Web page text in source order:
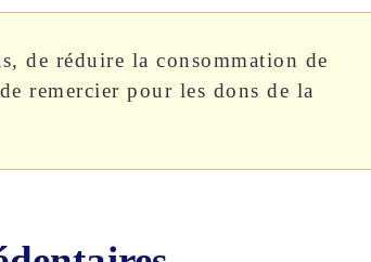
de réduire la consommation de
remercier pour les dons de la